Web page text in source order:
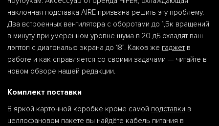
наклонная подставка AIRE призвана решить эту проблему.
Два встроенных вентилятора с оборотами до 1,5к вращений
в минуту при умеренном уровне шума в 20 дБ охладят ваш
лэптоп с диагональю экрана до 18”. Каков же гаджет в
работе и как справляется со своими задачами — читайте в
новом обзоре нашей редакции.
Комплект поставки
В яркой картонной коробке кроме самой подставки в
целлофановом пакете вы найдёте кабель питания в